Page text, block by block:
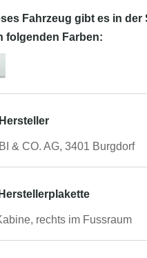
Fahrzeug gibt es in der
folgenden Farben:
& CO. AG, 3401 Burgdorf
rechts im Fussraum